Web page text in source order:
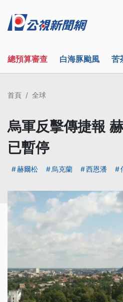
總預算審查 白海豚颱風 苦
首頁 全球
烏軍反擊傳捷報
已暫停
赫爾松 烏克蘭 西恩潘